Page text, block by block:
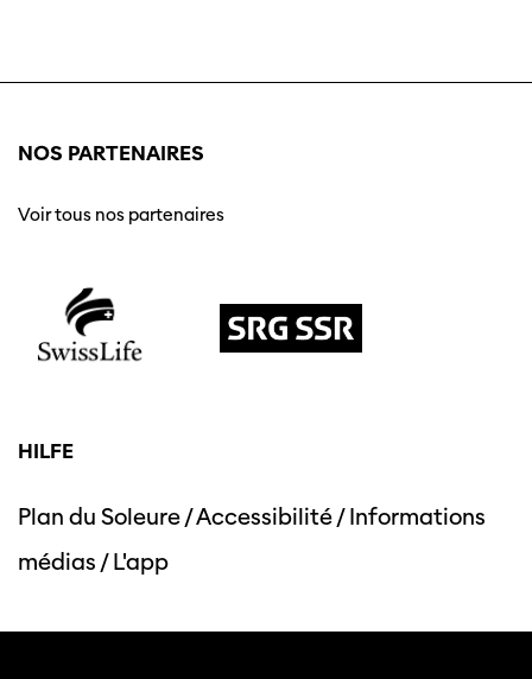
NOS PARTENAIRES
Voir tous nos partenaires
HILFE
Plan du Soleure/Accessibilité/Informations
médias /L'app